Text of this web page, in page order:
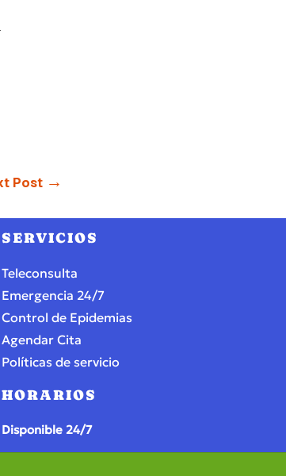
Post →
SERVICIOS
Teleconsulta
Emergencia 24/7
Control de Epidemias
Agendar Cita
Políticas de servicio
HORARIOS
Disponible 24/7